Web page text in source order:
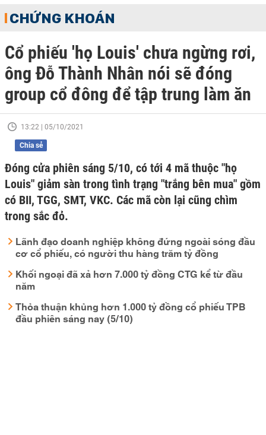
CHỨNG KHOÁN
Cổ phiếu 'họ Louis' chưa ngừng rơi,
ông Đỗ Thành Nhân nói sẽ đóng
group cổ đông để tập trung làm ăn
13:22 | 05/10/2021
Chia sẻ
Đóng cửa phiên sáng 5/10, có tới 4 mã thuộc "họ
Louis" giảm sàn trong tình trạng "trắng bên mua" gồm
có BII, TGG, SMT, VKC. Các mã còn lại cũng chìm
trong sắc đỏ.
Lãnh đạo doanh nghiệp không đứng ngoài sóng đầu
cơ cổ phiếu, có người thu hàng trăm tỷ đồng
Khối ngoại đã xả hơn 7.000 tỷ đồng CTG kể từ đầu
năm
Thỏa thuận khủng hơn 1.000 tỷ đồng cổ phiếu TPB
đầu phiên sáng nay (5/10)